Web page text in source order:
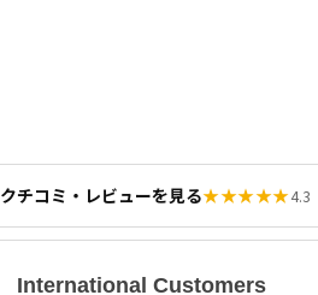
クチコミ・レビューを見る★★★★★4.3
International Customers